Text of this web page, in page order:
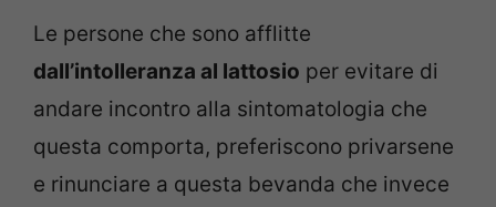
Le persone che sono afflitte
dall’intolleranza al lattosio per evitare di
andare incontro alla sintomatologia che
questa comporta, preferiscono privarsene
e rinunciare a questa bevanda che invece